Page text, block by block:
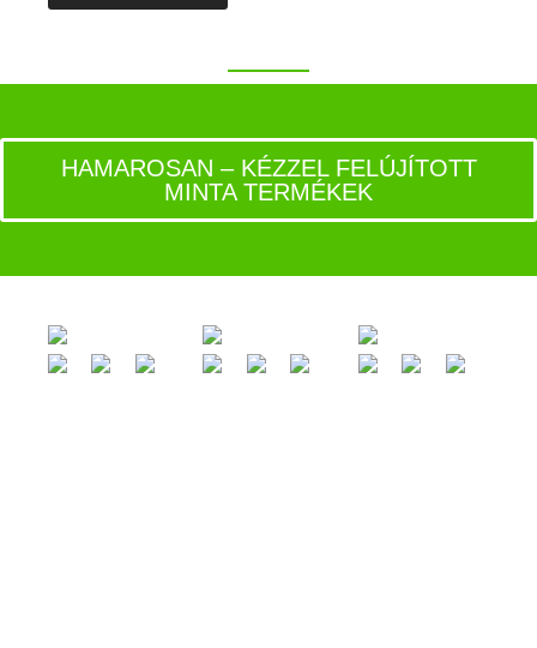
HAMAROSAN – KÉZZEL FELÚJÍTOTT
MINTA TERMÉKEK